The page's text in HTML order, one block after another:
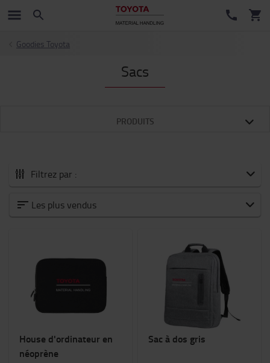
Goodies Toyota
Sacs
PRODUITS
Filtrez par :
Tous les Accessoires
Chariot moteur thermique
Chariots et trottinettes industriels
Eclairage
Espace de travail et entrepôt
Fourches et extensions de fourches
Les plus vendus
House d'ordinateur en
néoprène
Sac à dos gris